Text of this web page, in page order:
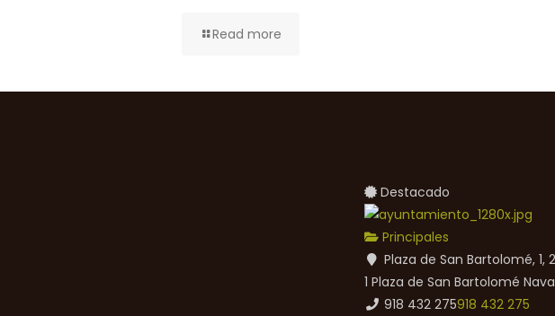
Read more
Destacado
Principales
Plaza de San Bartolomé,
1 Plaza de San Bartolomé
918 432 275918 432 275